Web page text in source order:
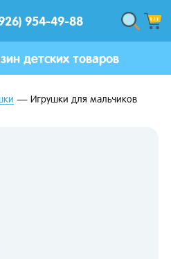
954-49-88
детских товаров
Игрушки для мальчиков